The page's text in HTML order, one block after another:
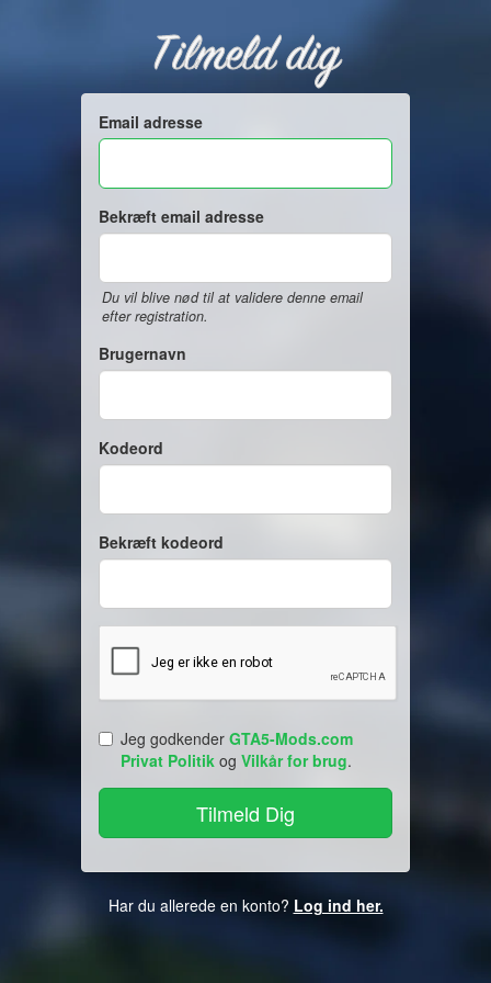
Tilmeld dig
Email adresse
Bekræft email adresse
Du vil blive nød til at validere denne email
efter registration.
Brugernavn
Kodeord
Bekræft kodeord
Jeg godkender GTA5-Mods.com
Privat Politik og Vilkår for brug.
Har du allerede en konto? Log ind her.